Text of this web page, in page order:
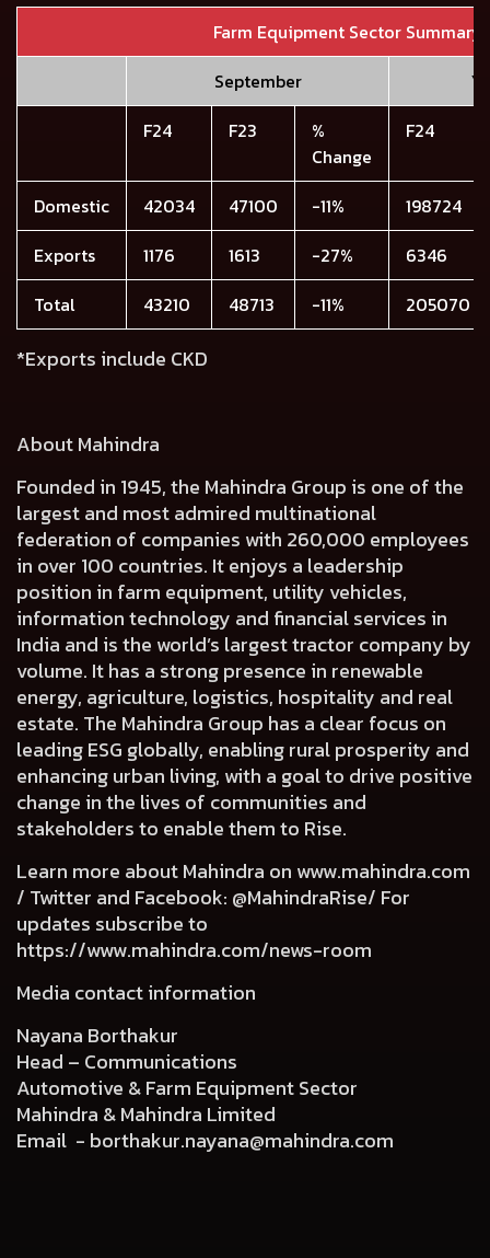
Farm Equipment Sector Summary
September
F24
F23
%
Change
F24
Domestic 42034 47100 -11%
198724
Exports
1176 1613 -27%
6346
Total
43210 48713 -11% 205070
*Exports include CKD
About Mahindra
Founded in 1945, the Mahindra Group is one of the
largest and most admired multinational
federation of companies with 260,000 employees
in over 100 countries. It enjoys a leadership
position in farm equipment, utility vehicles,
information technology and financial services in
India and is the world’s largest tractor company by
volume. It has a strong presence in renewable
energy, agriculture, logistics, hospitality and real
estate. The Mahindra Group has a clear focus on
leading ESG globally, enabling rural prosperity and
enhancing urban living, with a goal to drive positive
change in the lives of communities and
stakeholders to enable them to Rise.
Learn more about Mahindra on www.mahindra.com
/ Twitter and Facebook: @MahindraRise/ For
updates subscribe to
https://www.mahindra.com/news-room
Media contact information
Nayana Borthakur
Head – Communications
Automotive & Farm Equipment Sector
Mahindra & Mahindra Limited
Email - borthakur.nayana@mahindra.com